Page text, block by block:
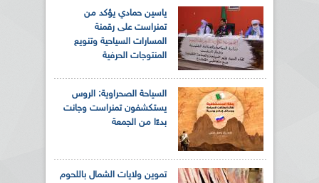
ياسين حمادي يؤكد من
تمنراست على رقمنة
المسارات السياحية وتنويع
المنتوجات الحرفية
السياحة الصحراوية: الروس
يستكشفون تمنراست وجانت
بدءًا من الجمعة
تموين ولايات الشمال باللحوم